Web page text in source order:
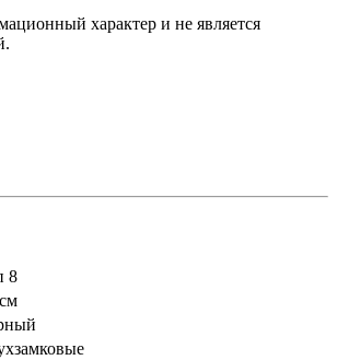
характер и не является
8